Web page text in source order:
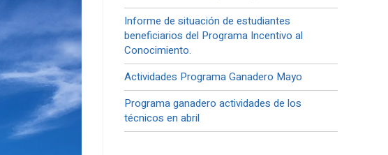
Informe de situación de estudiantes
beneficiarios del Programa Incentivo al
Conocimiento.
Actividades Programa Ganadero Mayo
Programa ganadero actividades de los
técnicos en abril